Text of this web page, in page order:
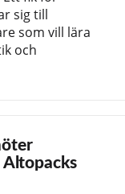
sig till
som vill lära
och